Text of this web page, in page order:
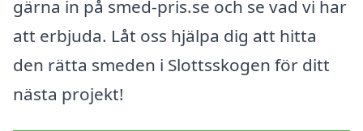
gärna in på smed-pris.se och se vad vi har
att erbjuda. Låt oss hjälpa dig att hitta
den rätta smeden i Slottsskogen för ditt
nästa projekt!